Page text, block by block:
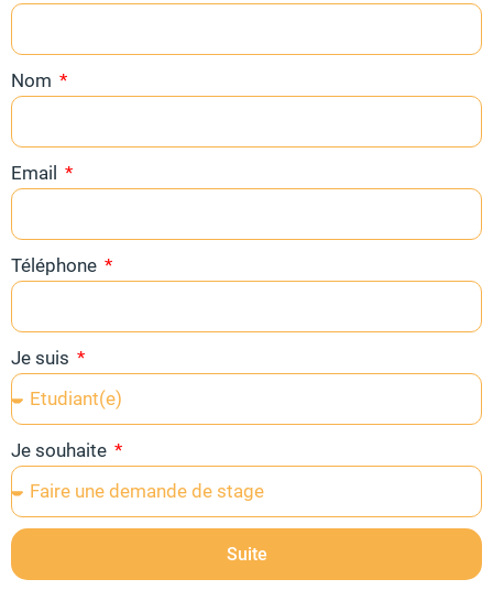
Nom
Email
Téléphone
Je suis
Je souhaite
Suite